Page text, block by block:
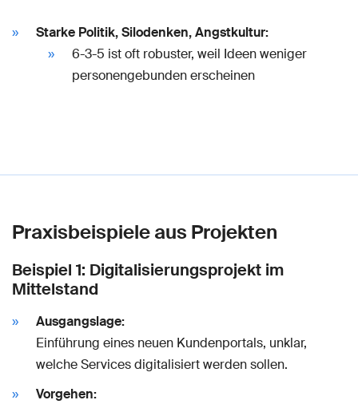
Starke Politik, Silodenken, Angstkultur:
6-3-5 ist oft robuster, weil Ideen weniger
personengebunden erscheinen
Praxisbeispiele aus Projekten
Beispiel 1: Digitalisierungsprojekt im
Mittelstand
Ausgangslage:
Einführung eines neuen Kundenportals, unklar,
welche Services digitalisiert werden sollen.
Vorgehen: